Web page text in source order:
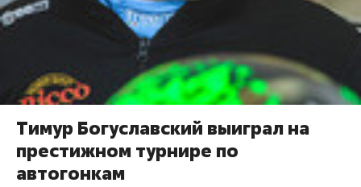
Тимур Богуславский выиграл на
престижном турнире по
автогонкам